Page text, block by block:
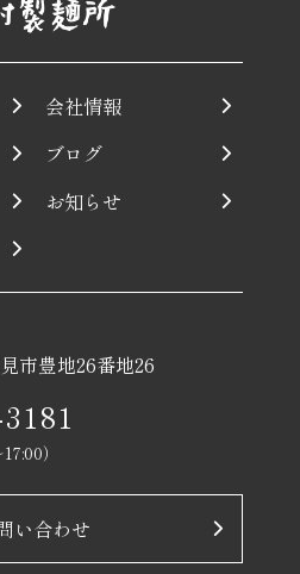
会社情報
ブログ
お知らせ
市豊地26番地26
）
い合わせ